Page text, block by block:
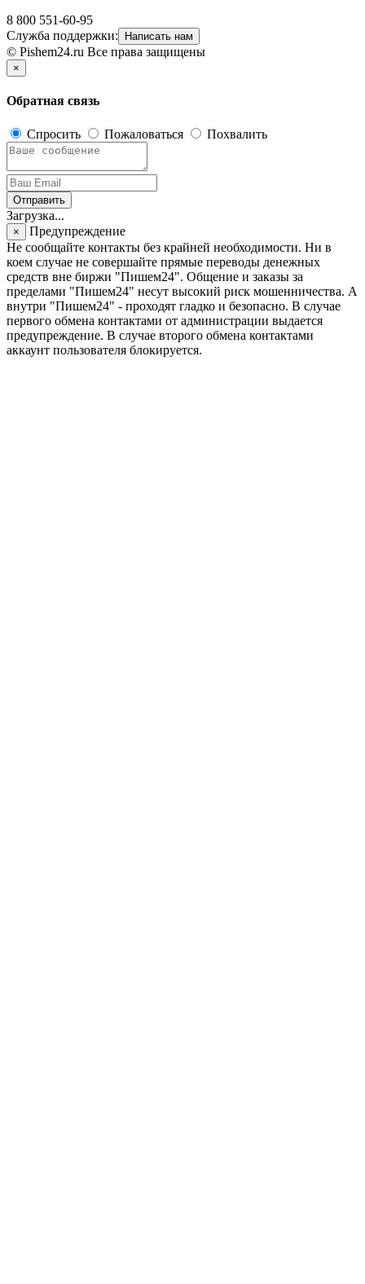
8 800 551-60-95
Служба поддержки:
Написать нам
© Pishem24.ru Все права защищены
×
Обратная связь
Спросить Пожаловаться Похвалить
Отправить
Загрузка...
×
Предупреждение
Не сообщайте контакты без крайней необходимости. Ни в
коем случае не совершайте прямые переводы денежных
средств вне биржи "Пишем24". Общение и заказы за
пределами "Пишем24" несут высокий риск мошенничества. А
внутри "Пишем24" - проходят гладко и безопасно. В случае
первого обмена контактами от администрации выдается
предупреждение. В случае второго обмена контактами
аккаунт пользователя блокируется.